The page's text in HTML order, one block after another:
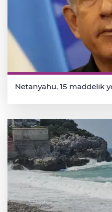
Netanyahu, 15 maddelik